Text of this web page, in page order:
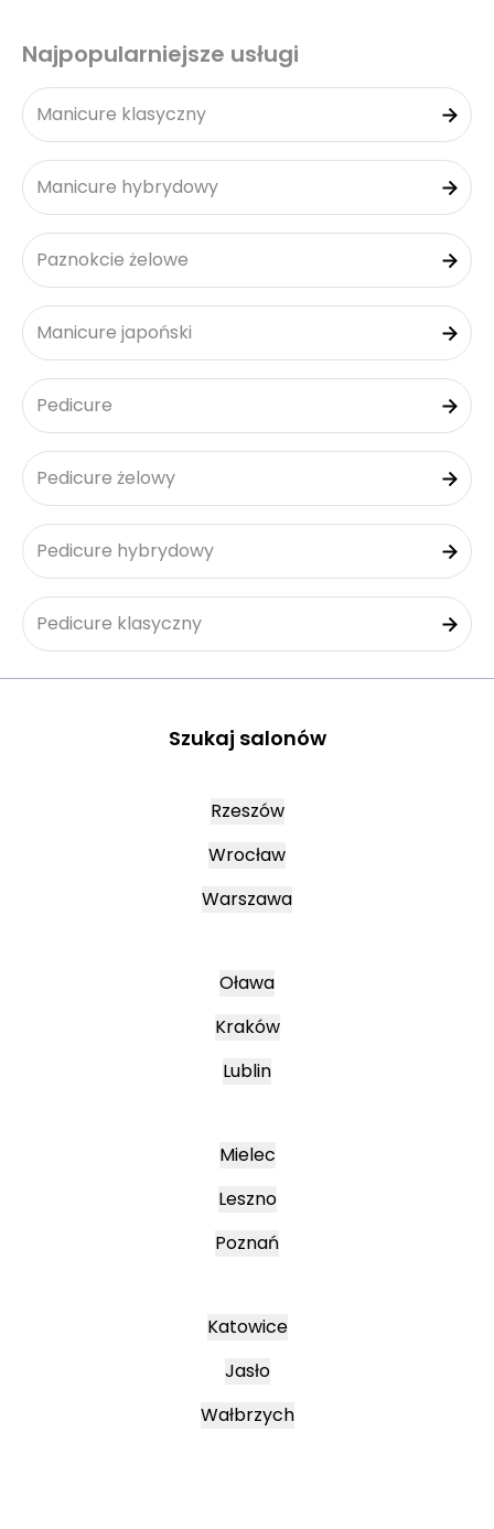
Najpopularniejsze usługi
Manicure klasyczny
Manicure hybrydowy
Paznokcie żelowe
Manicure japoński
Pedicure
Pedicure żelowy
Pedicure hybrydowy
Pedicure klasyczny
Szukaj salonów
Rzeszów
Wrocław
Warszawa
Oława
Kraków
Lublin
Mielec
Leszno
Poznań
Katowice
Jasło
Wałbrzych